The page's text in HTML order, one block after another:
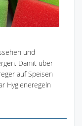
und
Damit über
auf Speisen
Hygieneregeln